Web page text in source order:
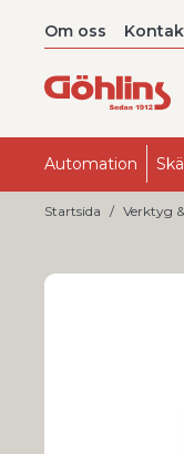
Om oss
Automation
Startsida Verktyg